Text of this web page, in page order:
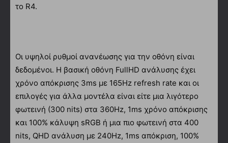
το R4.
Οι υψηλοί ρυθμοί ανανέωσης για την οθόνη είναι
δεδομένοι. Η βασική οθόνη FullHD ανάλυσης έχει
χρόνο απόκρισης 3ms με 165Hz refresh rate και οι
επιλογές για άλλα μοντέλα είναι είτε μια λιγότερο
φωτεινή (300 nits) στα 360Hz, 1ms χρόνο απόκρισης
και 100% κάλυψη sRGB ή μια πιο φωτεινή στα 400
nits, QHD ανάλυση με 240Hz, 1ms απόκριση, 100%